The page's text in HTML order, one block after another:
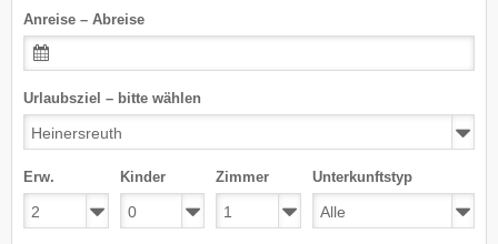
Anreise – Abreise
Urlaubsziel – bitte wählen
Erw. Kinder Zimmer Unterkunftstyp